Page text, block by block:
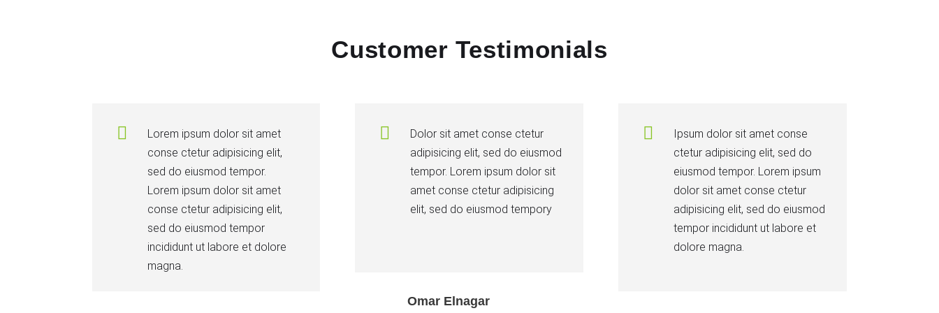
Customer Testimonials
Lorem ipsum dolor sit amet
conse ctetur adipisicing elit,
sed do eiusmod tempor.
Lorem ipsum dolor sit amet
conse ctetur adipisicing elit,
sed do eiusmod tempor
incididunt ut labore et dolore
magna.
Dolor sit amet conse ctetur
adipisicing elit, sed do eiusmod
tempor. Lorem ipsum dolor sit
amet conse ctetur adipisicing
elit, sed do eiusmod tempory
Omar Elnagar
Ipsum dolor sit amet conse
ctetur adipisicing elit, sed do
eiusmod tempor. Lorem ipsum
dolor sit amet conse ctetur
adipisicing elit, sed do eiusmod
tempor incididunt ut labore et
dolore magna.